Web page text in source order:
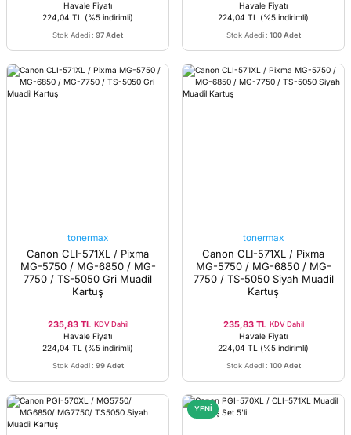
Havale Fiyatı
224,04 TL (%5 indirimli)
Stok Adedi : 97 Adet
Havale Fiyatı
224,04 TL (%5 indirimli)
Stok Adedi : 100 Adet
tonermax
Canon CLI-571XL / Pixma
MG-5750 / MG-6850 / MG-
7750 / TS-5050 Gri Muadil
Kartuş
235,83 TL KDV Dahil
Havale Fiyatı
224,04 TL (%5 indirimli)
Stok Adedi : 99 Adet
tonermax
Canon CLI-571XL / Pixma
MG-5750 / MG-6850 / MG-
7750 / TS-5050 Siyah Muadil
Kartuş
235,83 TL KDV Dahil
Havale Fiyatı
224,04 TL (%5 indirimli)
Stok Adedi : 100 Adet
YENİ